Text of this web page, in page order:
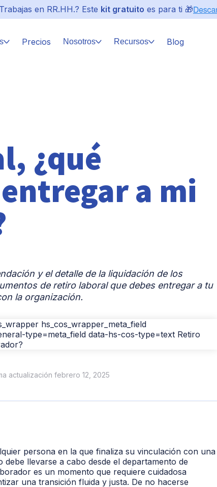
en RR.HH.? Este kit gratuito es para ti 🎁
Precios Nosotros Recursos Blog
¿qué
a mi
y el detalle de la liquidación de los
de retiro laboral que debes entregar a tu
la organización.
actualización febrero 12, 2025
persona en la que finaliza su vinculación con una
llevarse a cabo desde el departamento de
es un momento que requiere cuidadosa
una transición fluida y justa. De no hacerse